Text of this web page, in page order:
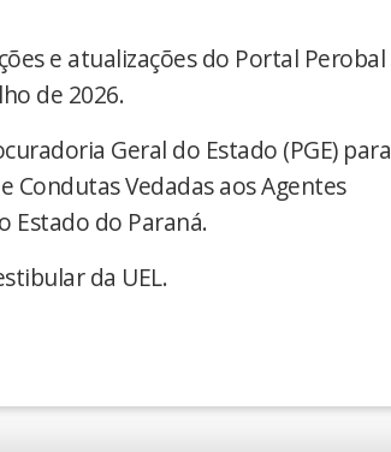
e atualizações do Portal Perobal
de 2026.
Geral do Estado (PGE) para
Condutas Vedadas aos Agentes
Estado do Paraná.
da UEL.